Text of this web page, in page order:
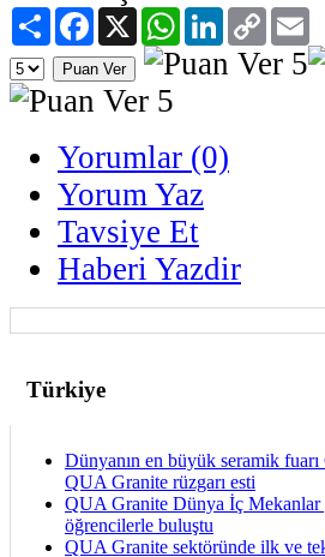
PaylaşFacebook
X WhatsAppLinkedIn
Copy
Link
Yorumlar (0)
Yorum Yaz
Tavsiye Et
Haberi Yazdir
Türkiye
Dünyanın en büyük seramik fuarı
QUA Granite rüzgarı esti
QUA Granite Dünya İç Mekanlar
öğrencilerle buluştu
QUA Granite sektöründe ilk ve